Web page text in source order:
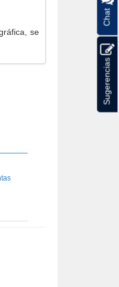
se
Chat
Sugerencias